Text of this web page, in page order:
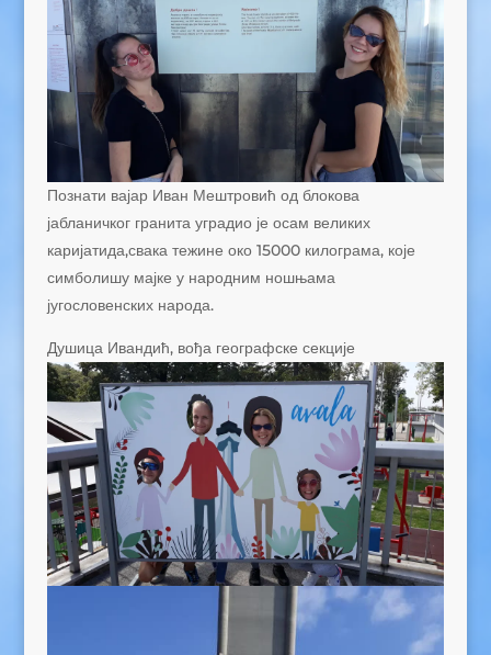
Познати вајар Иван Мештровић од блокова
јабланичког гранита уградио је осам великих
каријатида,свака тежине око 15000 килограма, које
симболишу мајке у народним ношњама
југословенских народа.
Душица Ивандић, вођа географске секције